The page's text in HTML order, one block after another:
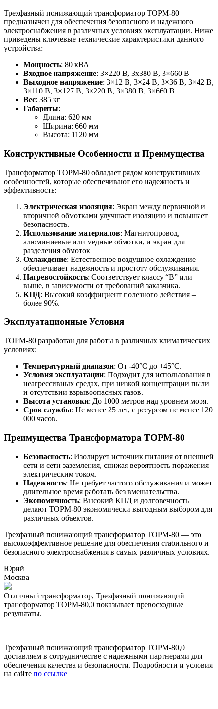
Трехфазный понижающий трансформатор ТОРМ-80
предназначен для обеспечения безопасного и надежного
электроснабжения в различных условиях эксплуатации. Ниже
приведены ключевые технические характеристики данного
устройства:
Мощность: 80 кВА
Входное напряжение: 3×220 В, 3х380 В, 3×660 В
Выходное напряжение: 3×12 В, 3×24 В, 3×36 В, 3×42 В,
3×110 В, 3×127 В, 3×220 В, 3×380 В, 3×660 В
Вес: 385 кг
Габариты:
Длина: 620 мм
Ширина: 660 мм
Высота: 1120 мм
Конструктивные Особенности и Преимущества
Трансформатор ТОРМ-80 обладает рядом конструктивных
особенностей, которые обеспечивают его надежность и
эффективность:
Электрическая изоляция: Экран между первичной и
вторичной обмотками улучшает изоляцию и повышает
безопасность.
Использование материалов: Магнитопровод,
алюминиевые или медные обмотки, и экран для
разделения обмоток.
Охлаждение: Естественное воздушное охлаждение
обеспечивает надежность и простоту обслуживания.
Нагревостойкость: Соответствует классу “B” или
выше, в зависимости от требований заказчика.
КПД: Высокий коэффициент полезного действия –
более 90%.
Эксплуатационные Условия
ТОРМ-80 разработан для работы в различных климатических
условиях:
Температурный диапазон: От -40°C до +45°C.
Условия эксплуатации: Подходит для использования в
неагрессивных средах, при низкой концентрации пыли
и отсутствии взрывоопасных газов.
Высота установки: До 1000 метров над уровнем моря.
Срок службы: Не менее 25 лет, с ресурсом не менее 120
000 часов.
Преимущества Трансформатора ТОРМ-80
Безопасность: Изолирует источник питания от внешней
сети и сети заземления, снижая вероятность поражения
электрическим током.
Надежность: Не требует частого обслуживания и может
длительное время работать без вмешательства.
Экономичность: Высокий КПД и долговечность
делают ТОРМ-80 экономически выгодным выбором для
различных объектов.
Трехфазный понижающий трансформатор ТОРМ-80 — это
высокоэффективное решение для обеспечения стабильного и
безопасного электроснабжения в самых различных условиях.
Юрий
Москва
Отличный трансформатор, Трехфазный понижающий
трансформатор ТОРМ-80,0 показывает превосходные
результаты.
Трехфазный понижающий трансформатор ТОРМ-80,0
доставляем в сотрудничестве с надежными партнерами для
обеспечения качества и безопасности. Подробности и условия
на сайте по ссылке